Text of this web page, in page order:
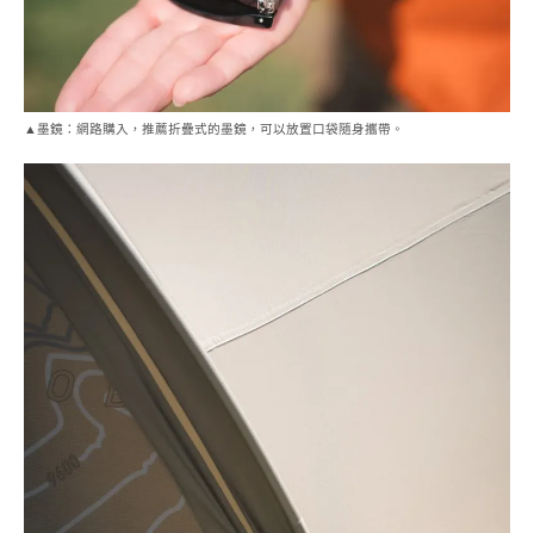
▲墨鏡：網路購入，推薦折疊式的墨鏡，可以放置口袋隨身攜帶。